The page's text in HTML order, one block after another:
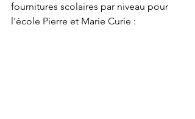
fournitures scolaires par niveau pour
l'école Pierre et Marie Curie :